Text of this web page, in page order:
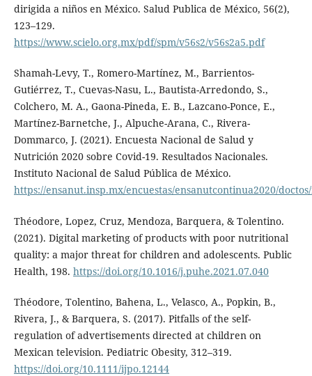
dirigida a niños en México. Salud Publica de México, 56(2),
123–129.
https://www.scielo.org.mx/pdf/spm/v56s2/v56s2a5.pdf
Shamah-Levy, T., Romero-Martínez, M., Barrientos-
Gutiérrez, T., Cuevas-Nasu, L., Bautista-Arredondo, S.,
Colchero, M. A., Gaona-Pineda, E. B., Lazcano-Ponce, E.,
Martínez-Barnetche, J., Alpuche-Arana, C., Rivera-
Dommarco, J. (2021). Encuesta Nacional de Salud y
Nutrición 2020 sobre Covid-19. Resultados Nacionales.
Instituto Nacional de Salud Pública de México.
https://ensanut.insp.mx/encuestas/ensanutcontinua2020/
Théodore, Lopez, Cruz, Mendoza, Barquera, & Tolentino.
(2021). Digital marketing of products with poor nutritional
quality: a major threat for children and adolescents. Public
Health, 198. https://doi.org/10.1016/j.puhe.2021.07.040
Théodore, Tolentino, Bahena, L., Velasco, A., Popkin, B.,
Rivera, J., & Barquera, S. (2017). Pitfalls of the self-
regulation of advertisements directed at children on
Mexican television. Pediatric Obesity, 312–319.
https://doi.org/10.1111/ijpo.12144